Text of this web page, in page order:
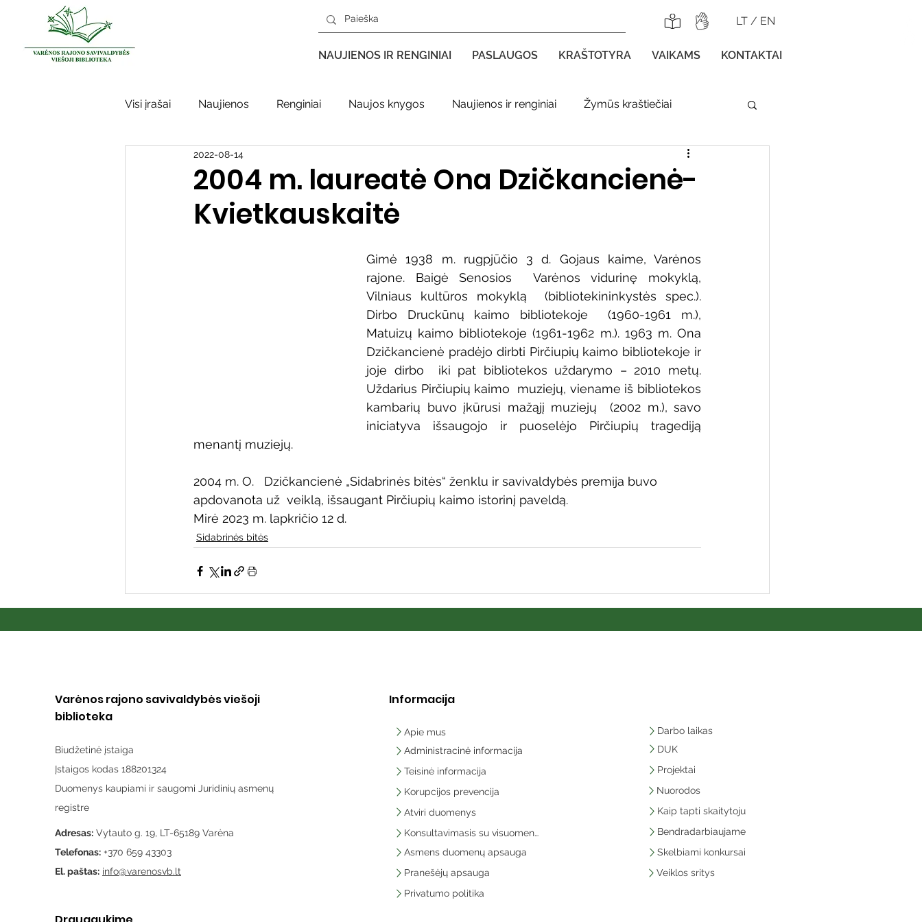
LT / EN
NAUJIENOS IR RENGINIAI PASLAUGOS KRAŠTOTYRA VAIKAMS KONTAKTAI
Visi įrašai Naujienos Renginiai Naujos knygos Naujienos ir renginiai Žymūs kraštiečiai
Kraštotyros darbai Kilnojamos parodos
Sidabrinės bitės Garbės ženklas Adolfo Ramanausko–Vanago premija
Literatai Literatų klubo veikla Naujos knygos vaikams
Vaikų ir jaunimo renginiai Kaimo bibliotekų renginiai
Gyvieji archyvai Žymios datos Mobilioji biblioteka
2004 m. laureatė Ona Dzičkancienė-
Kvietkauskaitė
2022-08-14
Gimė 1938 m. rugpjūčio 3 d. Gojaus kaime, Varėnos
rajone. Baigė Senosios  Varėnos vidurinę mokyklą,
Vilniaus kultūros mokyklą  (bibliotekininkystės spec.).
Dirbo Druckūnų kaimo bibliotekoje  (1960-1961 m.),
Matuizų kaimo bibliotekoje (1961-1962 m.). 1963 m. Ona
Dzičkancienė pradėjo dirbti Pirčiupių kaimo bibliotekoje ir
joje dirbo  iki pat bibliotekos uždarymo – 2010 metų.
Uždarius Pirčiupių kaimo  muziejų, viename iš bibliotekos
kambarių buvo įkūrusi mažąjį muziejų  (2002 m.), savo
iniciatyva išsaugojo ir puoselėjo Pirčiupių tragediją
menantį muziejų.
2004 m. O.   Dzičkancienė „Sidabrinės bitės“ ženklu ir savivaldybės premija buvo
apdovanota už  veiklą, išsaugant Pirčiupių kaimo istorinį paveldą.
Mirė 2023 m. lapkričio 12 d.
Sidabrinės bitės
Varėnos rajono savivaldybės viešoji
biblioteka
Biudžetinė įstaiga
Įstaigos kodas 188201324
Duomenys kaupiami ir saugomi Juridinių asmenų
registre
Adresas: Vytauto g. 19, LT-65189 Varėna
Telefonas: +370 659 43303
El. paštas: info@varenosvb.lt
Informacija
Apie mus
Administracinė informacija
Teisinė informacija
Korupcijos prevencija
Atviri duomenys
Konsultavimasis su visuomene
Asmens duomenų apsauga
Pranešėjų apsauga
Privatumo politika
Darbo laikas
DUK
Projektai
Nuorodos
Kaip tapti skaitytoju
Bendradarbiaujame
Skelbiami konkursai
Veiklos sritys